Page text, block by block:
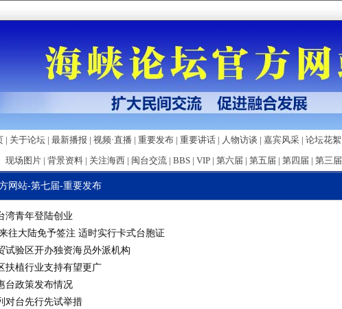
| 关于论坛| 最新播报 | 视频·直播 | 重要发布| 重要讲话| 人物访谈 | 嘉宾风采| 论坛花絮
现场图片 | 背景资料 | 关注海西 | 闽台交流 | BBS | VIP | 第六届 | 第五届 | 第四届 | 第三届
网站-第七届-重要发布
湾青年登陆创业
往大陆免予签注 适时实行卡式台胞证
试验区开办独资海员外派机构
扶植行业支持有望更广
台政策发布情况
对台先行先试举措